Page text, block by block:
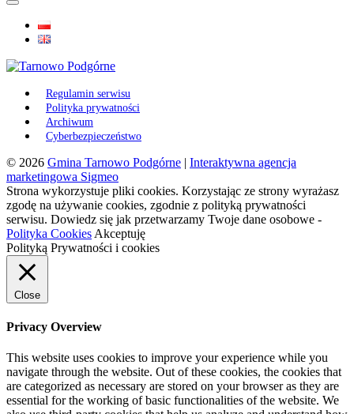
Regulamin serwisu
Polityka prywatności
Archiwum
Cyberbezpieczeństwo
© 2026 Gmina Tarnowo Podgórne | Interaktywna agencja
marketingowa Sigmeo
Strona wykorzystuje pliki cookies. Korzystając ze strony wyrażasz
zgodę na używanie cookies, zgodnie z polityką prywatności
serwisu. Dowiedz się jak przetwarzamy Twoje dane osobowe -
Polityka Cookies Akceptuję
Polityką Prywatności i cookies
Close
Privacy Overview
This website uses cookies to improve your experience while you
navigate through the website. Out of these cookies, the cookies that
are categorized as necessary are stored on your browser as they are
essential for the working of basic functionalities of the website. We